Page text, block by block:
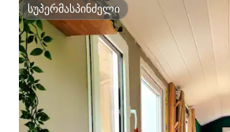
სუპერმასპინძელი
სუპერმასპინძელი